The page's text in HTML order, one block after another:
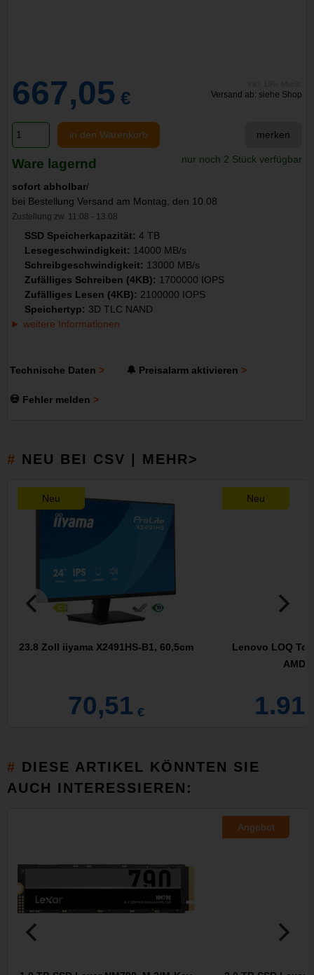
667,05 € Versand ab: siehe Shop
in den Warenkorb merken
Ware lagernd nur noch 2 Stück verfügbar
sofort abholbar/
bei Bestellung Versand am Montag, den 10.08
Zustellung zw. 11.08 - 13.08
SSD Speicherkapazität: 4 TB
Lesegeschwindigkeit: 14000 MB/s
Schreibgeschwindigkeit: 13000 MB/s
Zufälliges Schreiben (4KB): 1700000 IOPS
Zufälliges Lesen (4KB): 2100000 IOPS
Speichertyp: 3D TLC NAND
weitere Informationen
Technische Daten 🔔 Preisalarm aktivieren
💀 Fehler melden
NEU BEI CSV | MEHR>
Neu
23.8 Zoll iiyama X2491HS-B1, 60,5cm
70,51 €
Neu
Lenovo LOQ
AMD
DIESE ARTIKEL KÖNNTEN SIE
AUCH INTERESSIEREN:
Angebot